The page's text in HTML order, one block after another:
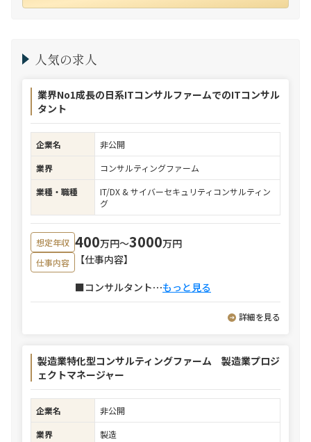
人気の求人
業界No1成長の日系ITコンサルファームでのITコンサル
タント
企業名
非公開
業界
コンサルティングファーム
業種・職種
IT/DX & サイバーセキュリティコンサルティン
グ
想定年収 400万円〜3000万円
仕事内容
【仕事内容】
■コンサルタント⋯もっと見る
詳細を見る
製造業特化型コンサルティングファーム 製造業プロジ
ェクトマネージャー
企業名
非公開
業界
製造